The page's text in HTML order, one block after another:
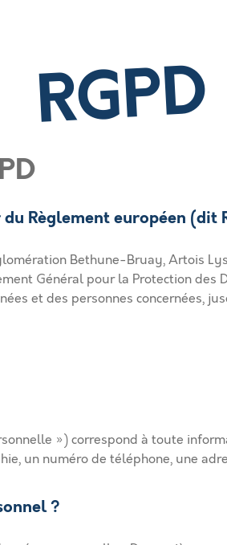
RGPD
Règlement européen (dit
Bethune-Bruay, Artois
Général pour la Protection des
et des personnes concernées,
») correspond à toute
un numéro de téléphone, une
?